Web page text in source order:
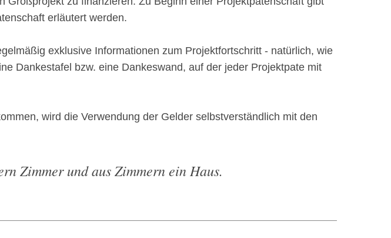
erläutert werden.
exklusive Informationen zum Projektfortschritt - natürlich, wie
Dankestafel bzw. eine Dankeswand, auf der jeder Projektpate mit
wird die Verwendung der Gelder selbstverständlich mit den
Zimmer und aus Zimmern ein Haus.